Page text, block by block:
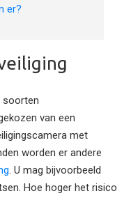
er?
soorten
van een
met
worden er andere
. U mag bijvoorbeeld
Hoe hoger het risico